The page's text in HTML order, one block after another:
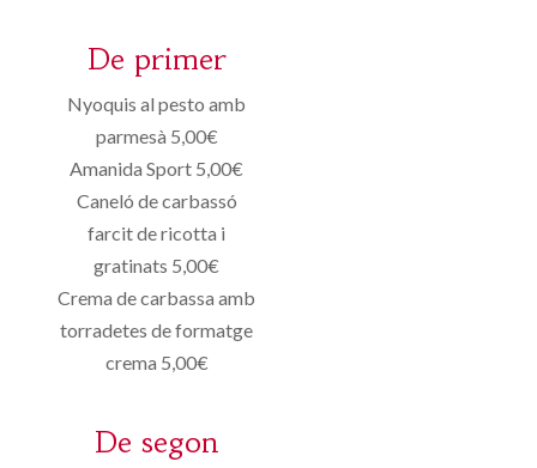
De primer
Nyoquis al pesto amb
parmesà 5,00€
Amanida Sport 5,00€
Caneló de carbassó
farcit de ricotta i
gratinats 5,00€
Crema de carbassa amb
torradetes de formatge
crema 5,00€
De segon